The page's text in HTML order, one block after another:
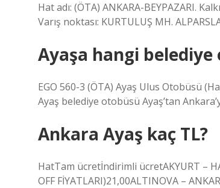
Hat adı: (ÖTA) ANKARA-BEYPAZARI.
Varış noktası: KURTULUŞ MH.
Ayaşa hangi
EGO 560-3 (ÖTA) Ayaş Ulus Otobüsü
Ayaş belediye otobüsü Ayaş’tan
Ankara Ayaş kaç TL?
HatTam ücretİndirimli ücretAKYURT –
OFF FİYATLARI)21,00ALTINOVA –